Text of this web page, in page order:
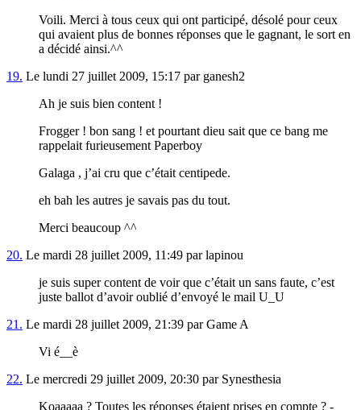
Voili. Merci à tous ceux qui ont participé, désolé pour ceux
qui avaient plus de bonnes réponses que le gagnant, le sort en
a décidé ainsi.^^
19. Le lundi 27 juillet 2009, 15:17 par ganesh2
Ah je suis bien content !
Frogger ! bon sang ! et pourtant dieu sait que ce bang me
rappelait furieusement Paperboy
Galaga , j’ai cru que c’était centipede.
eh bah les autres je savais pas du tout.
Merci beaucoup ^^
20. Le mardi 28 juillet 2009, 11:49 par lapinou
je suis super content de voir que c’était un sans faute, c’est
juste ballot d’avoir oublié d’envoyé le mail U_U
21. Le mardi 28 juillet 2009, 21:39 par Game A
Vi é__è
22. Le mercredi 29 juillet 2009, 20:30 par Synesthesia
Koaaaaa ? Toutes les réponses étaient prises en compte ? -